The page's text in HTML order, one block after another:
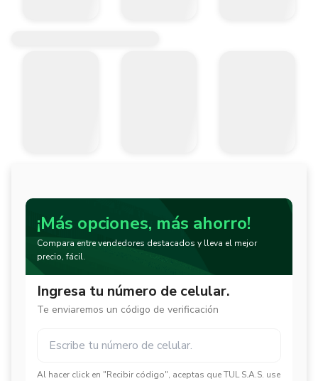
¡Más opciones, más ahorro!
Compara entre vendedores destacados y lleva el mejor
precio, fácil.
Ingresa tu número de celular.
Te enviaremos un código de verificación
Al hacer click en "Recibir código", aceptas que TUL S.A.S. use